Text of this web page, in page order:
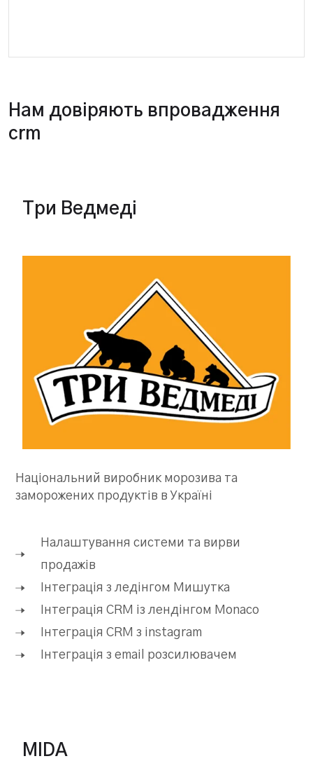
Нам довіряють впровадження
crm
Три Ведмеді
Національний виробник морозива та
заморожених продуктів в Україні
Налаштування системи та вирви
продажів
Інтеграція з ледінгом Мишутка
Інтеграція CRM із лендінгом Monaco
Інтеграція CRM з instagram
Інтеграція з email розсилювачем
MIDA